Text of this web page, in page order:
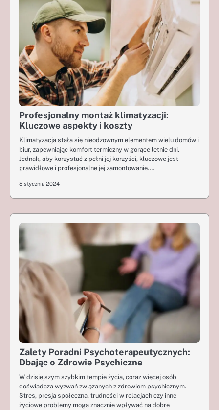
Profesjonalny montaż klimatyzacji:
Kluczowe aspekty i koszty
Klimatyzacja stała się nieodzownym elementem wielu domów i
biur, zapewniając komfort termiczny w gorące letnie dni.
Jednak, aby korzystać z pełni jej korzyści, kluczowe jest
prawidłowe i profesjonalne jej zamontowanie.…
8 stycznia 2024
Zalety Poradni Psychoterapeutycznych:
Dbając o Zdrowie Psychiczne
W dzisiejszym szybkim tempie życia, coraz więcej osób
doświadcza wyzwań związanych z zdrowiem psychicznym.
Stres, presja społeczna, trudności w relacjach czy inne
życiowe problemy mogą znacznie wpływać na dobre